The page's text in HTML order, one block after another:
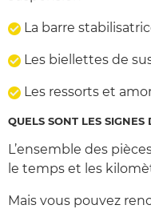
La barre
Les biellettes de
Les ressorts et
QUELS SONT LES SIGNES
L’ensemble des
le temps et les
Mais vous pouvez